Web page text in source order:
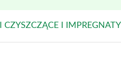
CZYSZCZĄCE I IMPREGNATY